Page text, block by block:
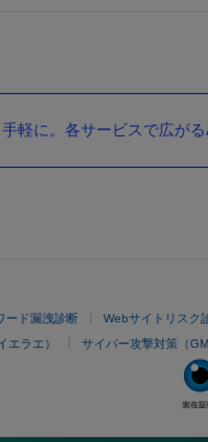
軽に。各サービスで広が
ード漏洩診断 Webサイトリスク
ラエ） サイバー攻撃対策（